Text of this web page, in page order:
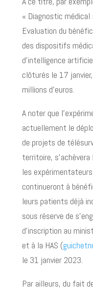
« Diagnostic médical
Evaluation du
des dispositifs
d’intelligence
clôturés le 17
millions d’euros.
A noter que
actuellement le
de projets de
territoire,
les
continueront à
leurs patients déjà
sous réserve de
d’inscription au
et à la HAS (
le 31 janvier 2023.
Par ailleurs, du fait